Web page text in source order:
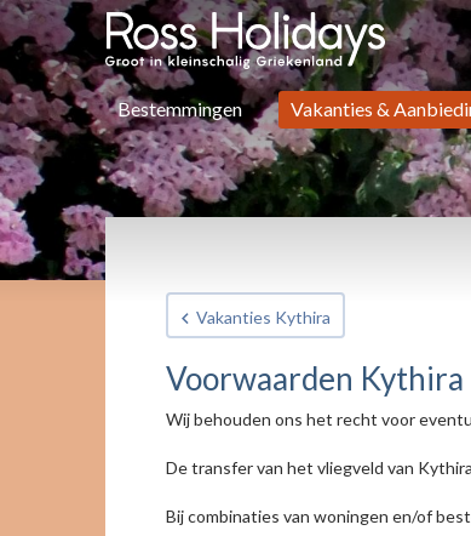
Bestemmingen Vakanties &
Vakanties Kythira
Voorwaarden Kythira
Wij behouden ons het recht voor
De transfer van het vliegveld van
Bij combinaties van woningen en/of